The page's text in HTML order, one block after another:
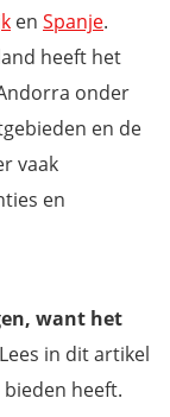
en Spanje.
heeft het
onder
en de
vaak
en
want het
in dit artikel
heeft.